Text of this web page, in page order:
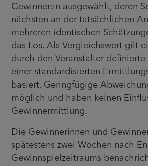
Gewinner:in ausgewählt, deren
nächsten an der tatsächlichen
mehreren identischen
das Los. Als Vergleichswert gilt
durch den Veranstalter
einer standardisierten
basiert. Geringfügige
möglich und haben keinen
Gewinnermittlung.
Die Gewinnerinnen und
spätestens zwei Wochen nach
Gewinnspielzeitraums